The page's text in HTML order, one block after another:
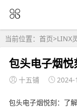
当前位置： 首页>LINX
包头电子烟
十五铺 2024-
包头电子烟悦刻：了